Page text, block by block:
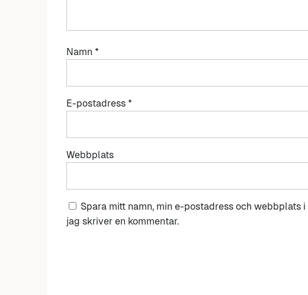
Namn *
E-postadress *
Webbplats
Spara mitt namn, min e-postadress och webbplats
jag skriver en kommentar.